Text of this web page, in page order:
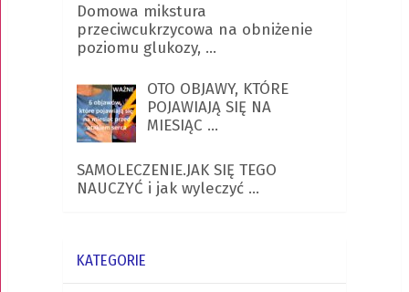
Domowa mikstura
przeciwcukrzycowa na obniżenie
poziomu glukozy, …
OTO OBJAWY, KTÓRE
POJAWIAJĄ SIĘ NA
MIESIĄC …
SAMOLECZENIE.JAK SIĘ TEGO
NAUCZYĆ i jak wyleczyć …
KATEGORIE